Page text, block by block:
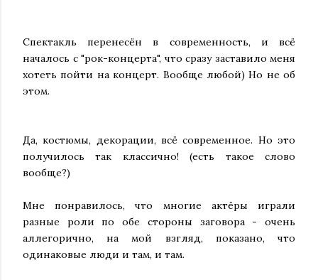
Спектакль перенесён в современность, и всё
началось с "рок-концерта", что сразу заставило меня
хотеть пойти на концерт. Вообще любой) Но не об
этом.
Да, костюмы, декорации, всё современное. Но это
получилось так классично! (есть такое слово
вообще?)
Мне понравилось, что многие актёры играли
разные роли по обе стороны заговора - очень
аллегорично, на мой взгляд, показано, что
одинаковые люди и там, и там.